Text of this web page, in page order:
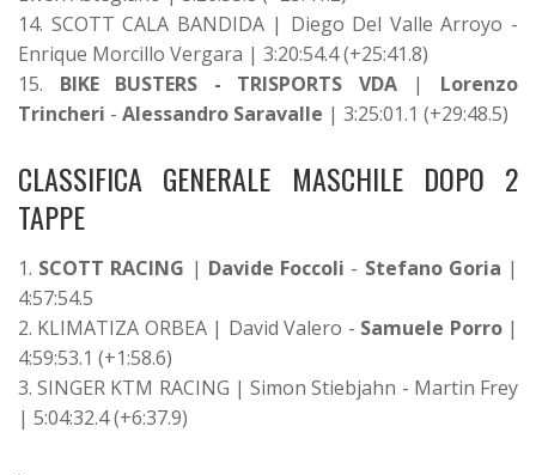
14. SCOTT CALA BANDIDA | Diego Del Valle Arroyo -
Enrique Morcillo Vergara | 3:20:54.4 (+25:41.8)
15. BIKE BUSTERS - TRISPORTS VDA| Lorenzo
Trincheri - Alessandro Saravalle | 3:25:01.1 (+29:48.5)
CLASSIFICA GENERALE MASCHILE DOPO 2
TAPPE
1. SCOTT RACING | Davide Foccoli - Stefano Goria |
4:57:54.5
2. KLIMATIZA ORBEA | David Valero - Samuele Porro|
4:59:53.1 (+1:58.6)
3. SINGER KTM RACING | Simon Stiebjahn - Martin Frey
| 5:04:32.4 (+6:37.9)